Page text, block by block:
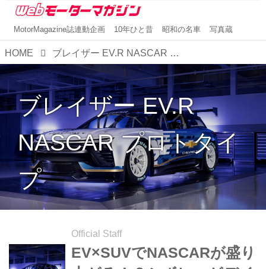
MotorMagazine誌連動企画 10年ひと昔 昭和の名車 写真蔵
HOME ブレイザー EV.R NASCAR プロトタイプ
ブレイザー EV.R
NASCAR プロトタイ
プ
Official Staff
EV×SUVでNASCARが盛り